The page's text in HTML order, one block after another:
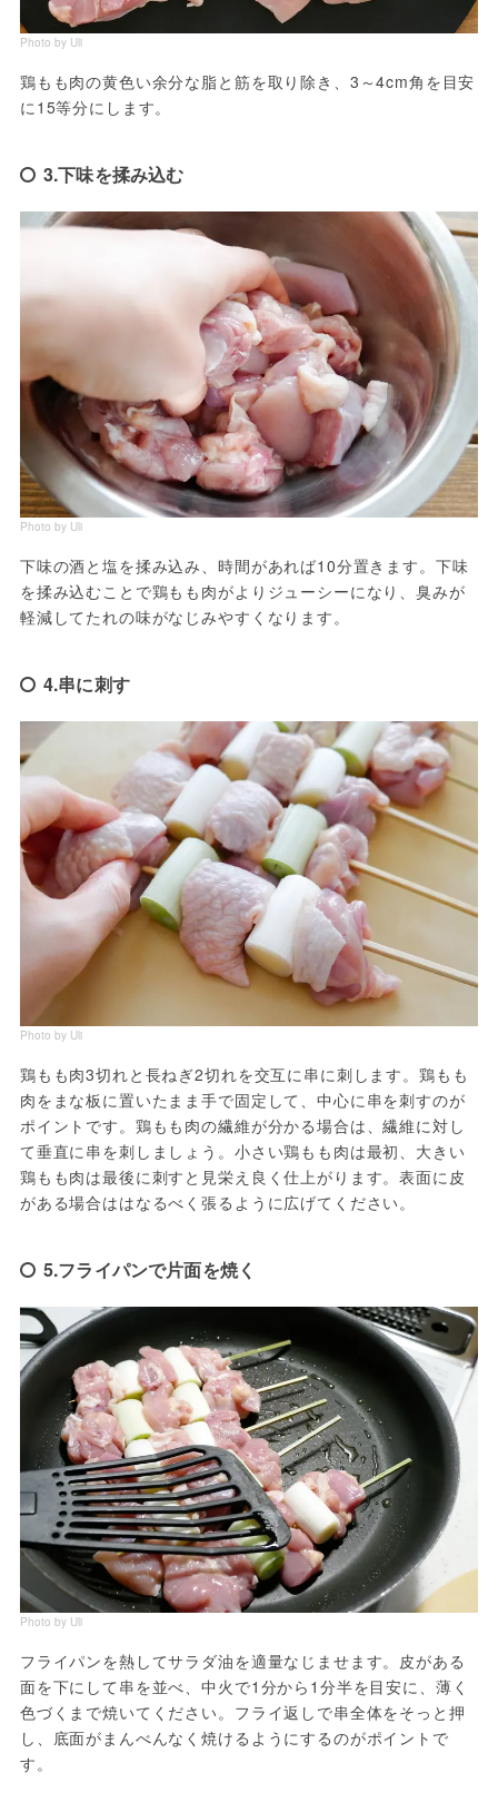
Photo by Uli
鶏もも肉の黄色い余分な脂と筋を取り除き、3～4cm角を目安
に15等分にします。
3.下味を揉み込む
Photo by Uli
下味の酒と塩を揉み込み、時間があれば10分置きます。下味
を揉み込むことで鶏もも肉がよりジューシーになり、臭みが
軽減してたれの味がなじみやすくなります。
4.串に刺す
Photo by Uli
鶏もも肉3切れと長ねぎ2切れを交互に串に刺します。鶏もも
肉をまな板に置いたまま手で固定して、中心に串を刺すのが
ポイントです。鶏もも肉の繊維が分かる場合は、繊維に対し
て垂直に串を刺しましょう。小さい鶏もも肉は最初、大きい
鶏もも肉は最後に刺すと見栄え良く仕上がります。表面に皮
がある場合ははなるべく張るように広げてください。
5.フライパンで片面を焼く
Photo by Uli
フライパンを熱してサラダ油を適量なじませます。皮がある
面を下にして串を並べ、中火で1分から1分半を目安に、薄く
色づくまで焼いてください。フライ返しで串全体をそっと押
し、底面がまんべんなく焼けるようにするのがポイントで
す。